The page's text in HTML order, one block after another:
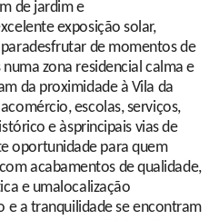
de jardim e
exposição solar,
de momentos de
zona residencial calma e
da proximidade à Vila da
escolas, serviços,
e àsprincipais vias de
oportunidade para quem
acabamentos de qualidade,
e umalocalização
e a tranquilidade se encontram